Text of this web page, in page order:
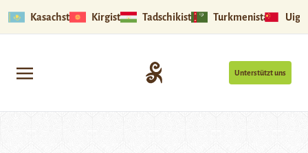
Kasachstan Kirgistan Tadschikistan Turkmenistan
Unterstützt uns